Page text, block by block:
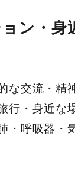
ン・
な交流・精
行・身近な
・呼吸器・